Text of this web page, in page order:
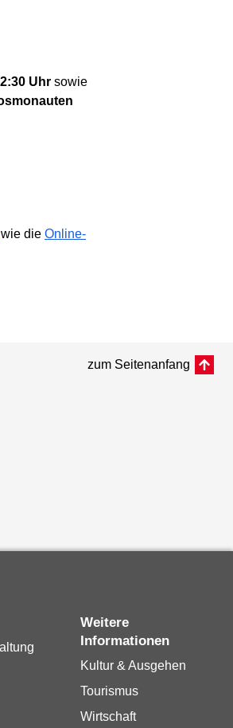
Uhr sowie
wie die Online-
zum Seitenanfang
Weitere
Informationen
Kultur & Ausgehen
Tourismus
Wirtschaft